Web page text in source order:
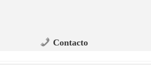
Contacto